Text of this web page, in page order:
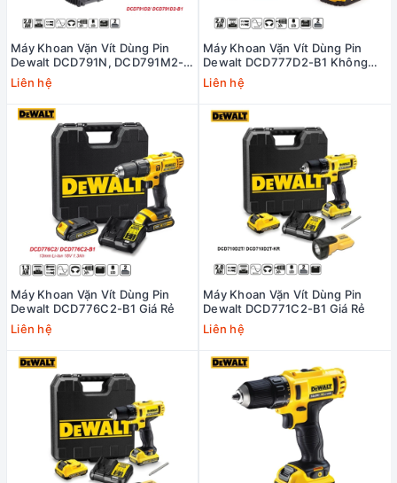
Máy Khoan Vặn Vít Dùng Pin
Dewalt DCD791N, DCD791M2-
B1, DCD791P2 Không Chổi Than
Giá Rẻ
Liên hệ
Máy Khoan Vặn Vít Dùng Pin
Dewalt DCD777D2-B1 Không
Chổi Than Giá Rẻ
Liên hệ
Máy Khoan Vặn Vít Dùng Pin
Dewalt DCD776C2-B1 Giá Rẻ
Liên hệ
Máy Khoan Vặn Vít Dùng Pin
Dewalt DCD771C2-B1 Giá Rẻ
Liên hệ